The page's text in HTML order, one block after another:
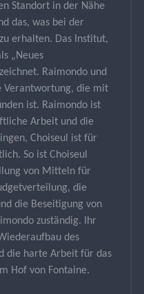
Standort in der Nähe
das, was bei der
erhalten. Das Institut,
„Neues
Raimondo und
Verantwortung, die mit
ist. Raimondo ist
Arbeit und die
Choiseul ist für
So ist Choiseul
von Mitteln für
die
die Beseitigung von
zuständig. Ihr
des
die harte Arbeit für das
Hof von Fontaine.